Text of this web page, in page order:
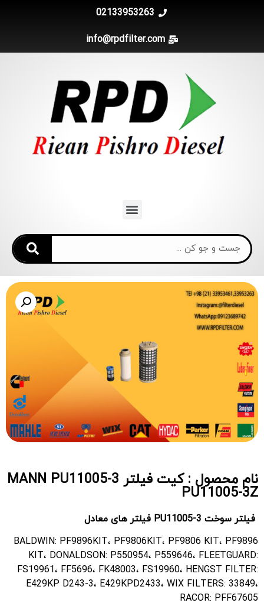
02133953263
info@rpdfilter.com
نام محصول : کیت فیلتر MANN PU11005-3
PU11005-3Z
فیلتر سوخت PU11005-3 فیلتر های معادل
BALDWIN: PF9896KIT، PF9806KIT، PF9806 KIT، PF9896
KIT، DONALDSON: P550954، P559646، FLEETGUARD:
FS19961، FF5696، FK48003، FS19960، HENGST FILTER:
E429KP D243-3، E429KPD2433، WIX FILTERS: 33849،
RACOR: PFF67605